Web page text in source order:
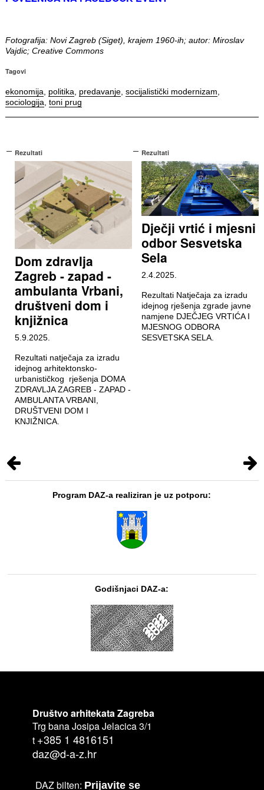
Fotografija: Novi Zagreb (Siget), krajem 1960-ih; autor: Miroslav
Vajdic; Creative Commons
Tagovi
ekonomija politika predavanje, socijalistički modernizam
sociologija toni prug
Rezultati
Dom zdravlja
Zagreb - zapad -
ambulanta Vrbani,
društveni dom i
knjižnica
5.9.2025.
Rezultati natječaja za izradu
idejnog arhitektonsko-
urbanističkog rješenja DOMA
ZDRAVLJA ZAGREB - ZAPAD -
AMBULANTA VRBANI,
DRUŠTVENI DOM I
KNJIŽNICA.
Rezultati
Dječji vrtić i mjesni
odbor Sesvetska
Sela
2.4.2025.
Rezultati Natječaja za izradu
idejnog rješenja zgrade javne
namjene DJEČJEG VRTIĆA I
MJESNOG ODBORA
SESVETSKA SELA.
Program DAZ-a realiziran je uz potporu:
Godišnjaci DAZ-a:
Društvo arhitekata Zagreba
Trg bana Josipa Jelacica 3/1
t +385 1 4816151
daz@d-a-z.hr
DAZ bilten: Prijavite se